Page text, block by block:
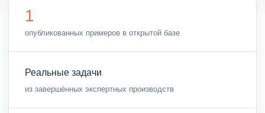
1
опубликованных примеров в открытой базе
Реальные задачи
из завершённых экспертных производств